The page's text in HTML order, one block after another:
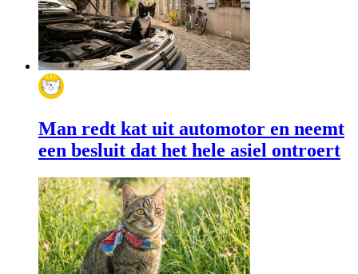
Man redt kat uit automotor en neemt
een besluit dat het hele asiel ontroert